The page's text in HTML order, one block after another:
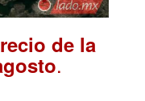
de la
.